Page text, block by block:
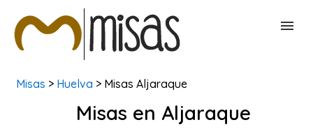
BUSCAR MISAS
Misas > Huelva > Misas Aljaraque
Misas en Aljaraque